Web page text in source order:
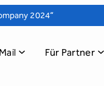
2024“
Für Partner